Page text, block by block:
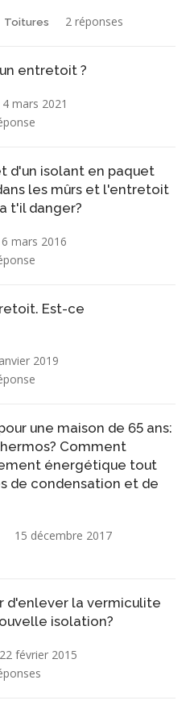
Toitures 2 réponses
entretoit ?
4 mars 2021
d'un isolant en paquet
les mûrs et l'entretoit
t'il danger?
6 mars 2016
Est-ce
2019
une maison de 65 ans:
Comment
énergétique tout
de condensation et de
15 décembre 2017
d'enlever la vermiculite
isolation?
22 février 2015